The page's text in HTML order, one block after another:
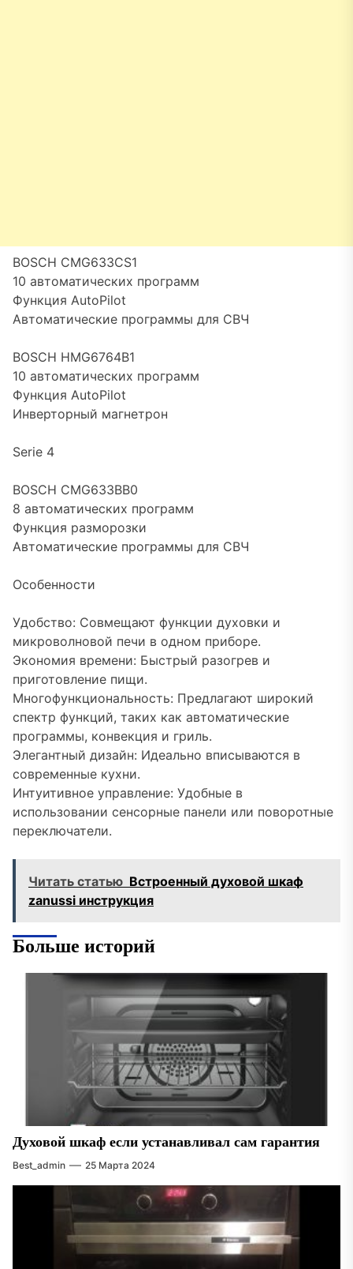
BOSCH CMG633CS1
10 автоматических программ
Функция AutoPilot
Автоматические программы для СВЧ
BOSCH HMG6764B1
10 автоматических программ
Функция AutoPilot
Инверторный магнетрон
Serie 4
BOSCH CMG633BB0
8 автоматических программ
Функция разморозки
Автоматические программы для СВЧ
Особенности
Удобство: Совмещают функции духовки и
микроволновой печи в одном приборе.
Экономия времени: Быстрый разогрев и
приготовление пищи.
Многофункциональность: Предлагают широкий
спектр функций, таких как автоматические
программы, конвекция и гриль.
Элегантный дизайн: Идеально вписываются в
современные кухни.
Интуитивное управление: Удобные в
использовании сенсорные панели или поворотные
переключатели.
Читать статью Встроенный духовой шкаф
zanussi инструкция
Больше историй
Духовой шкаф если устанавливал сам гарантия
Best_admin 25 Марта 2024